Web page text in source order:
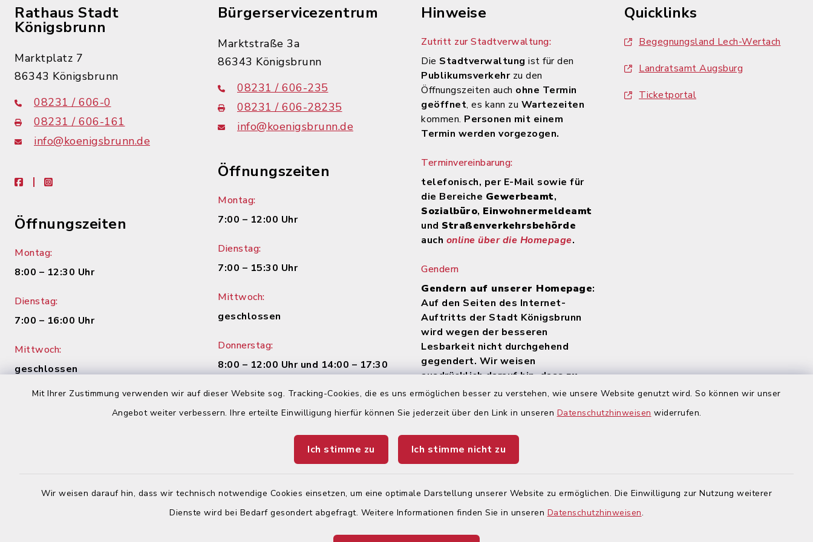
Mit Ihrer Zustimmung verwenden wir auf dieser Website sog. Tracking-Cookies, die es uns ermöglichen besser zu verstehen, wie unsere Website genutzt wird. So können wir unser
Angebot weiter verbessern. Ihre erteilte Einwilligung hierfür können Sie jederzeit über den Link in unseren Datenschutzhinweisen widerrufen.
Ich stimme zu Ich stimme nicht zu
Wir weisen darauf hin, dass wir technisch notwendige Cookies einsetzen, um eine optimale Darstellung unserer Website zu ermöglichen. Die Einwilligung zur Nutzung weiterer
Dienste wird bei Bedarf gesondert abgefragt. Weitere Informationen finden Sie in unseren Datenschutzhinweisen.
Rathaus Stadt
Königsbrunn
Marktplatz 7
86343 Königsbrunn
08231 / 606-0
08231 / 606-161
info@koenigsbrunn.de
facebookinstagram
Öffnungszeiten
Montag:
8:00 – 12:30 Uhr
Dienstag:
7:00 – 16:00 Uhr
Mittwoch:
geschlossen
Donnerstag:
8:00 – 12:30 Uhr und 14:00 – 18:00
Bürgerservicezentrum
Marktstraße 3a
86343 Königsbrunn
08231 / 606-235
08231 / 606-28235
info@koenigsbrunn.de
Öffnungszeiten
Montag:
7:00 – 12:00 Uhr
Dienstag:
7:00 – 15:30 Uhr
Mittwoch:
geschlossen
Donnerstag:
8:00 – 12:00 Uhr und 14:00 – 17:30
Freitag:
Hinweise
Zutritt zur Stadtverwaltung:
Die Stadtverwaltung ist für den
Publikumsverkehr zu den
Öffnungszeiten auch ohne Termin
geöffnet, es kann zu Wartezeiten
kommen. Personen mit einem
Termin werden vorgezogen.
Terminvereinbarung:
telefonisch, per E-Mail sowie für
die Bereiche Gewerbeamt,
Sozialbüro, Einwohnermeldeamt
und Straßenverkehrsbehörde
auch online über die Homepage.
Gendern
Gendern auf unserer Homepage:
Auf den Seiten des Internet-
Auftritts der Stadt Königsbrunn
wird wegen der besseren
Lesbarkeit nicht durchgehend
gegendert. Wir weisen
ausdrücklich darauf hin, dasszu
jeder Zeit alle Geschlechter
Quicklinks
Begegnungsland Lech-Wertach
Landratsamt Augsburg
Ticketportal